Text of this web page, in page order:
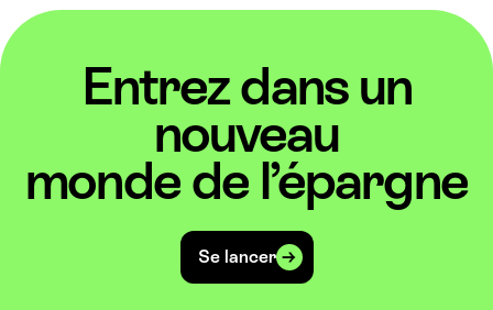
Entrez dans un
nouveau
monde de l’épargne
Se lancer